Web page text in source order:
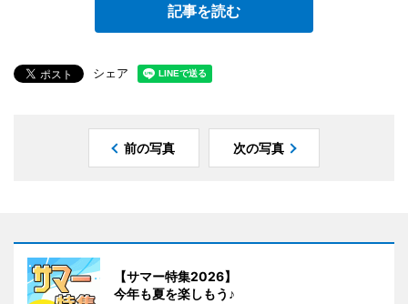
記事を読む
シェア
前の写真 次の写真
【サマー特集2026】
今年も夏を楽しもう♪